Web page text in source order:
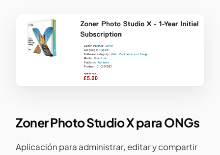
Zoner Photo Studio X para ONGs
Aplicación para administrar, editar y compartir